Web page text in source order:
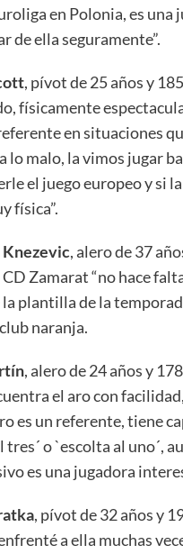
en Polonia, es
de ella seguramente”.
, pívot de 25 años y
físicamente
en situaciones
lo malo, la vimos jugar
el juego europeo y si
física”.
Knezevic, alero de 37
Zamarat “no hace
plantilla de la
naranja.
, alero de 24 años y
el aro con
es un referente, tiene
tres´ o `escolta al uno´,
es una jugadora
, pívot de 32 años y
a ella muchas